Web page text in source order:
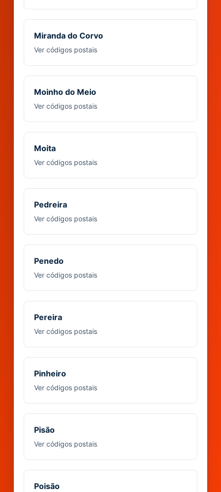
Miranda do Corvo
Ver códigos postais
Moinho do Meio
Ver códigos postais
Moita
Ver códigos postais
Pedreira
Ver códigos postais
Penedo
Ver códigos postais
Pereira
Ver códigos postais
Pinheiro
Ver códigos postais
Pisão
Ver códigos postais
Poisão